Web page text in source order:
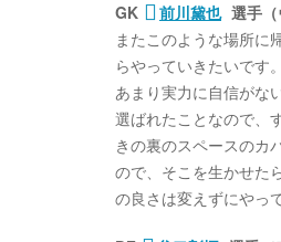
GK 前川黛也 選手（
またこのような場所に
らやっていきたいです
あまり実力に自信がな
選ばれたことなので、
きの裏のスペースのカ
ので、そこを生かせた
の良さは変えずにやっ